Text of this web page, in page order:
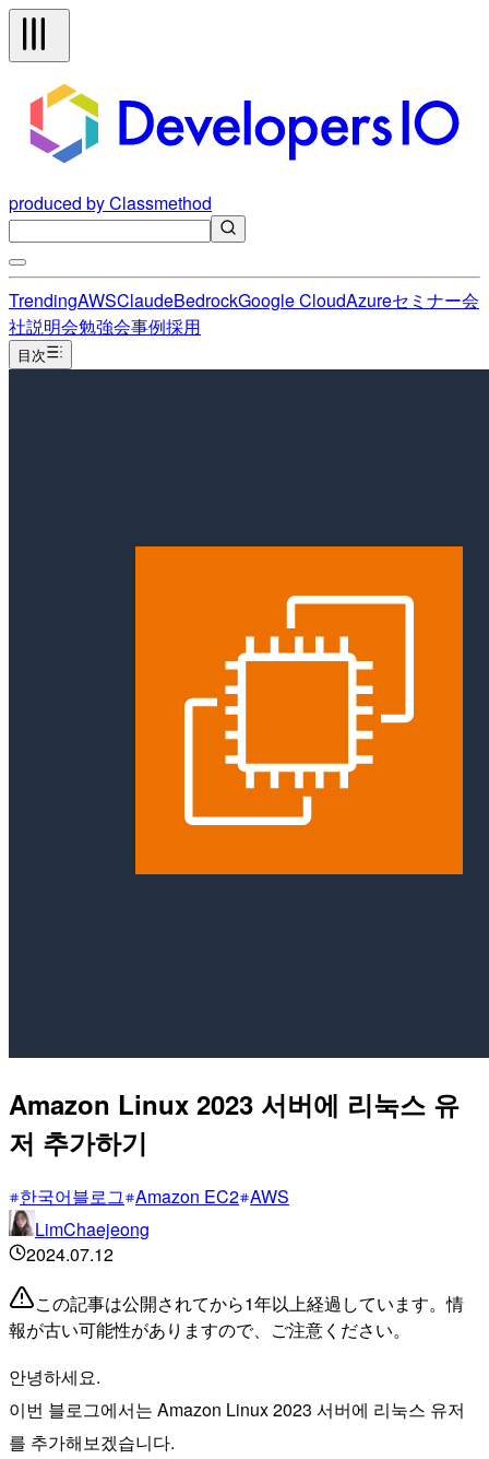
produced by Classmethod
TrendingAWSClaudeBedrockGoogle CloudAzureセミナー会
社説明会勉強会事例採用
目次
Amazon Linux 2023 서버에 리눅스 유
저 추가하기
한국어블로그 Amazon EC2 AWS
LimChaejeong
2024.07.12
この記事は公開されてから1年以上経過しています。情
報が古い可能性がありますので、ご注意ください。
안녕하세요.
이번 블로그에서는 Amazon Linux 2023 서버에 리눅스 유저
를 추가해보겠습니다.